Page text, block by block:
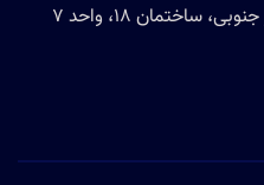
ساختمان 18، واحد 7